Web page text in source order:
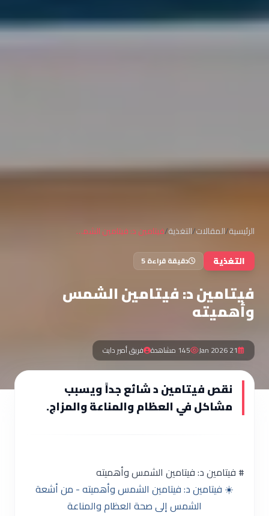
الرئيسية/المقالات/التغذية/
فيتامين د: فيتامين الشمس وأهميته
التغذية
دقيقة قراءة 5
فيتامين د: فيتامين الشمس
وأهميته
21 Jan 2026 145 مشاهدة فريق أمير دايت
نقص فيتامين د شائع جداً ويسبب
مشاكل في العظام والمناعة والمزاج.
# فيتامين د: فيتامين الشمس وأهميته
☀️ فيتامين د: فيتامين الشمس وأهميته - من أشعة
الشمس إلى صحة العظام والمناعة